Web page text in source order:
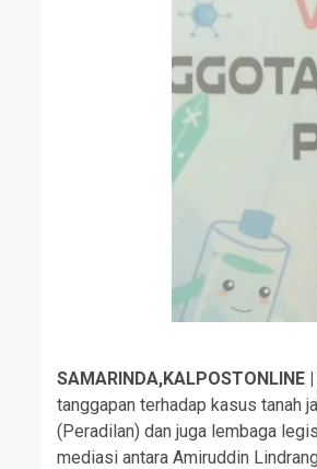
SAMARINDA,KALPOSTONLINE |
tanggapan terhadap kasus tanah
(Peradilan) dan juga lembaga
mediasi antara Amiruddin